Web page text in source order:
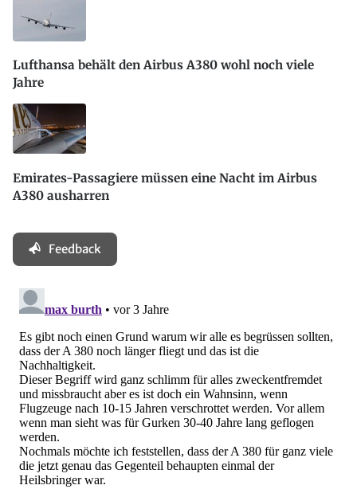
Lufthansa behält den Airbus A380 wohl noch viele
Jahre
Emirates-Passagiere müssen eine Nacht im Airbus
A380 ausharren
Feedback